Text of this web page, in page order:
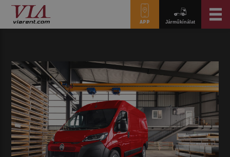
APP Járműkínálat